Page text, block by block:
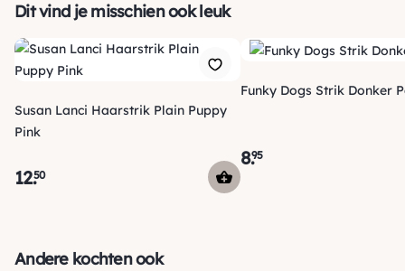
Je ontvangt een track & trace code van ons zodat je je
Dit vind je misschien ook leuk
Susan Lanci Haarstrik Plain Puppy
Pink
12.50
Funky Dogs Strik
8.95
Andere kochten ook